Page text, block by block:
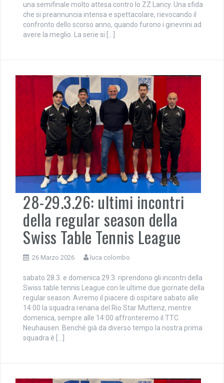
una semifinale molto attesa contro lo ZZ Lancy. Una sfida
che si preannuncia intensa e spettacolare, rievocando il
confronto dello scorso anno, quando furono i ginevrini ad
avere la meglio. La serie si […]
28-29.3.26: ultimi incontri
della regular season della
Swiss Table Tennis League
26 Marzo 2026 luca colombo
sabato 28.3. e domenica 29.3. riprendono gli incontri della
Swiss table tennis League con le ultime due giornate della
regular season. Avremo il piacere di ospitare sabato alle
14:00 la squadra renana del Rio Star Muttenz, mentre
domenica, sempre alle 14:00 affronteremo il TTC
Neuhausen. Benché già da diverso tempo la nostra prima
squadra è […]